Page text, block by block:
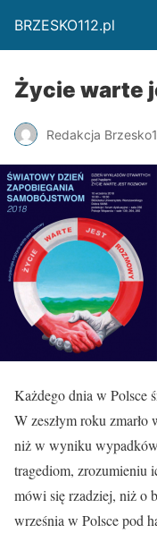
BRZESKO112.pl
Życie warte
Redakcja
Każdego dnia w Polsce
W zeszłym roku
niż w wyniku
tragediom, zrozumieniu
mówi się rzadziej, niż o
września w Polsce pod